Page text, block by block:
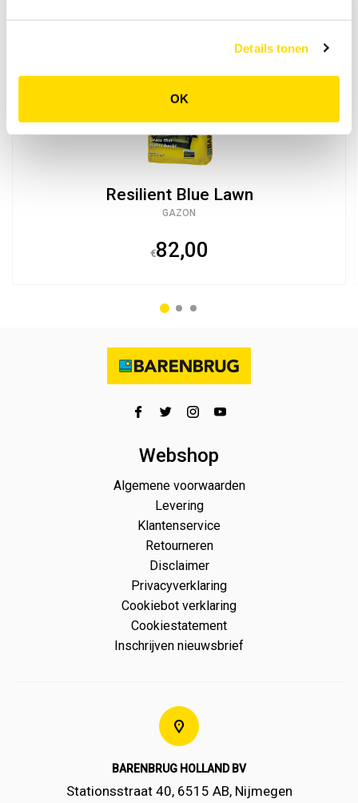
Details tonen
OK
Resilient Blue Lawn
GAZON
€82,00
Webshop
Algemene voorwaarden
Levering
Klantenservice
Retourneren
Disclaimer
Privacyverklaring
Cookiebot verklaring
Cookiestatement
Inschrijven nieuwsbrief
BARENBRUG HOLLAND BV
Stationsstraat 40, 6515 AB, Nijmegen